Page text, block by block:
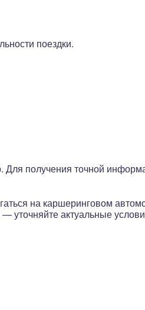
поездки.
получения точной
на каршеринговом
— уточняйте актуальные